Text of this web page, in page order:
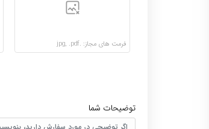
فرمت های مجاز: .jpg, .pdf
توضیحات شما